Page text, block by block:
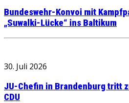
Bundeswehr-Konvoi mit
„Suwalki-Lücke“ ins Baltikum
30. Juli 2026
JU-Chefin in Brandenburg tritt
CDU